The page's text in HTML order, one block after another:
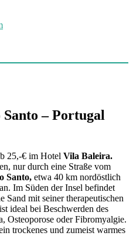
– Portugal
25,-€ im Hotel Vila Baleira.
nur durch eine Straße vom
Santo, etwa 40 km nordöstlich
Im Süden der Insel befindet
Sand mit seiner therapeutischen
ideal bei Beschwerden des
Osteoporose oder Fibromyalgie.
trockenes und zumeist warmes